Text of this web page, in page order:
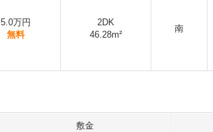
5.0万円
無料
2DK
46.28m²
南
敷金